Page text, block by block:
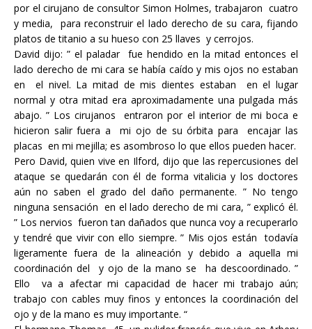
por el cirujano de consultor Simon Holmes, trabajaron cuatro
y media, para reconstruir el lado derecho de su cara, fijando
platos de titanio a su hueso con 25 llaves y cerrojos.
David dijo: ” el paladar fue hendido en la mitad entonces el
lado derecho de mi cara se había caído y mis ojos no estaban
en el nivel. La mitad de mis dientes estaban en el lugar
normal y otra mitad era aproximadamente una pulgada más
abajo. ” Los cirujanos entraron por el interior de mi boca e
hicieron salir fuera a mi ojo de su órbita para encajar las
placas en mi mejilla; es asombroso lo que ellos pueden hacer.
Pero David, quien vive en Ilford, dijo que las repercusiones del
ataque se quedarán con él de forma vitalicia y los doctores
aún no saben el grado del daño permanente. ” No tengo
ninguna sensación en el lado derecho de mi cara, ” explicó él.
” Los nervios fueron tan dañados que nunca voy a recuperarlo
y tendré que vivir con ello siempre. ” Mis ojos están todavía
ligeramente fuera de la alineación y debido a aquella mi
coordinación del y ojo de la mano se ha descoordinado. ”
Ello va a afectar mi capacidad de hacer mi trabajo aún;
trabajo con cables muy finos y entonces la coordinación del
ojo y de la mano es muy importante. “